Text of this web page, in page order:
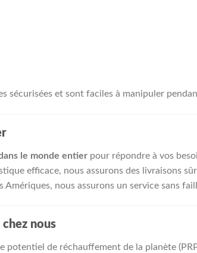
sécurisées et sont faciles à manipuler
le monde entierpour répondre à vos
efficace, nous assurons des livraisons
Amériques, nous assurons un service sans
nous
potentiel de réchauffement de la planète